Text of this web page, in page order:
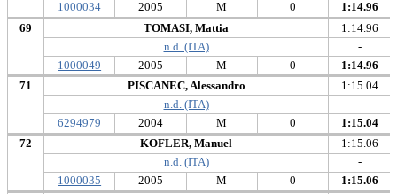
1000034 2005 M
1:14.96
0
69
1000049
TOMASI, Mattia
2005 M
n.d. (ITA)
1:14.96
-
1:14.96
0
71
6294979
PISCANEC, Alessandro
2004 M
n.d. (ITA)
1:15.04
-
1:15.04
0
72
1000035
KOFLER, Manuel
2005 M
n.d. (ITA)
1:15.06
-
1:15.06
0